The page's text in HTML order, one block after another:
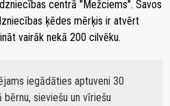
centrā "Mežciems". Savos
ķēdes mērķis ir atvērt
vairāk nekā 200 cilvēku.
iegādāties aptuveni 30
sieviešu un vīriešu